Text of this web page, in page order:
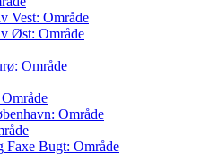
Vest: Område
Øst: Område
Område
Område
Faxe Bugt: Område